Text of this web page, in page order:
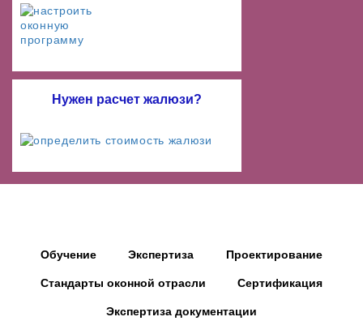
Нужен расчет жалюзи?
Обучение Экспертиза Проектирование
Стандарты оконной отрасли Сертификация
Экспертиза документации